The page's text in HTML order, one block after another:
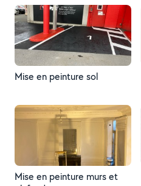
Mise en peinture sol
Mise en peinture murs et